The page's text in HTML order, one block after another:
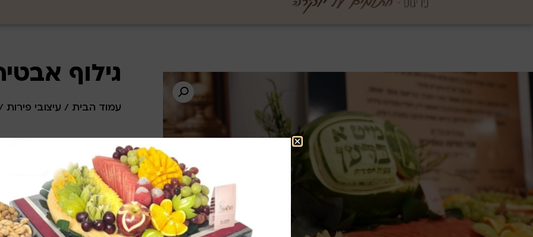
גילוף אבטיח
עמוד הבית / עיצובי פירות
ליעוץ בווטסאפ
ליעוץ והתאמה דרך